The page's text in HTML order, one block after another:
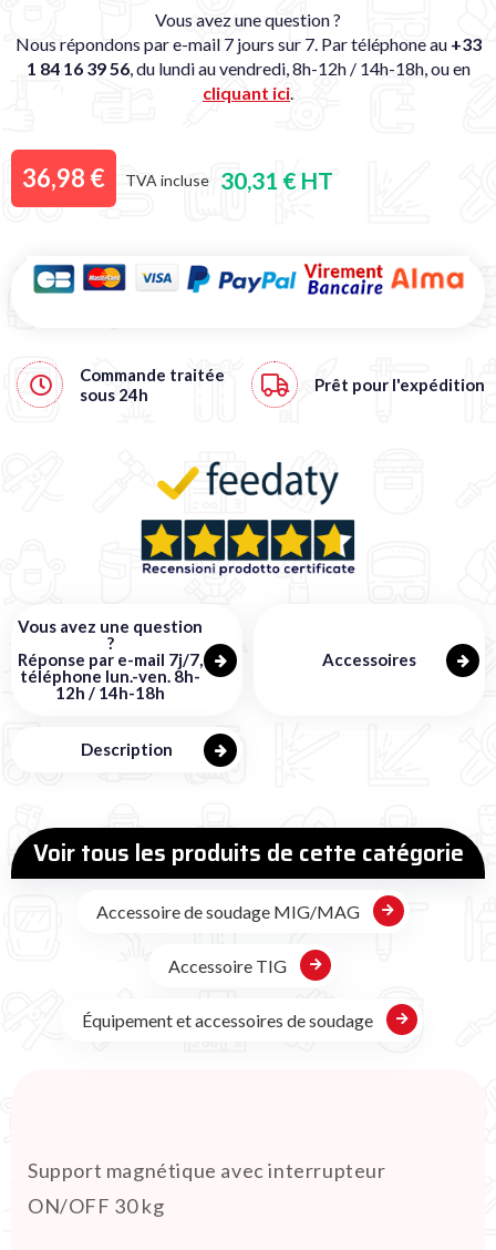
Vous avez une question ?
Nous répondons par e-mail 7 jours sur 7. Par téléphone au +33
1 84 16 39 56, du lundi au vendredi, 8h-12h / 14h-18h, ou en
cliquant ici.
36,98 € TVA incluse 30,31 € HT
Commande traitée
sous 24h Prêt pour l'expédition
Vous avez une question
?
Réponse par e-mail 7j/7,
téléphone lun.-ven. 8h-
12h / 14h-18h
Accessoires
Description
Voir tous les produits de cette catégorie
Accessoire de soudage MIG/MAG
Accessoire TIG
Équipement et accessoires de soudage
Support magnétique avec interrupteur
ON/OFF 30 kg